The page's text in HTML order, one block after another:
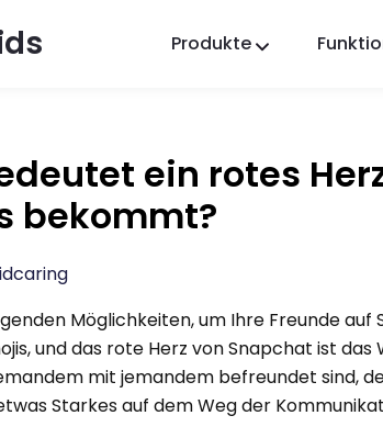
Produkte
FlashGet
ein rotes
bekommt?
Möglichkeiten, um Ihre Freunde
und das rote Herz von Snapchat ist
mit jemandem befreundet sind,
Starkes auf dem Weg der